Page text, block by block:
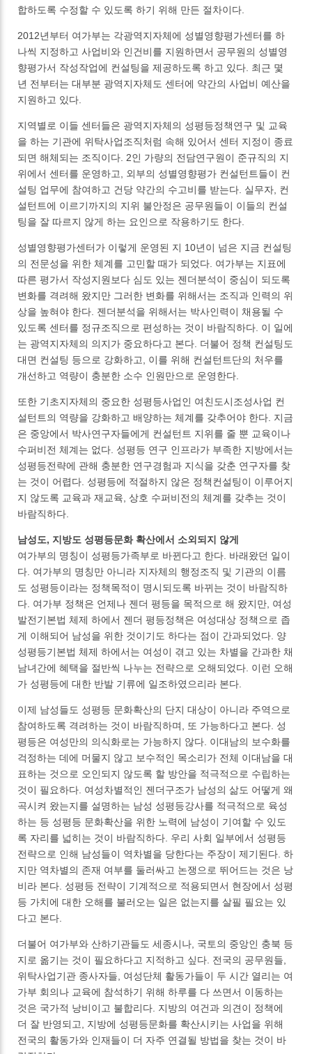
합하도록 수정할 수 있도록 하기 위해 만든 절차이다.
2012년부터 여가부는 각광역지자체에 성별영향평가센터를 하
나씩 지정하고 사업비와 인건비를 지원하면서 공무원의 성별영
향평가서 작성작업에 컨설팅을 제공하도록 하고 있다. 최근 몇
년 전부터는 대부분 광역지자체도 센터에 약간의 사업비 예산을
지원하고 있다.
지역별로 이들 센터들은 광역지자체의 성평등정책연구 및 교육
을 하는 기관에 위탁사업조직처럼 속해 있어서 센터 지정이 종료
되면 해체되는 조직이다. 2인 가량의 전담연구원이 준규직의 지
위에서 센터를 운영하고, 외부의 성별영향평가 컨설턴트들이 컨
설팅 업무에 참여하고 건당 약간의 수고비를 받는다. 실무자, 컨
설턴트에 이르기까지의 지위 불안정은 공무원들이 이들의 컨설
팅을 잘 따르지 않게 하는 요인으로 작용하기도 한다.
성별영향평가센터가 이렇게 운영된 지 10년이 넘은 지금 컨설팅
의 전문성을 위한 체계를 고민할 때가 되었다. 여가부는 지표에
따른 평가서 작성지원보다 심도 있는 젠더분석이 중심이 되도록
변화를 격려해 왔지만 그러한 변화를 위해서는 조직과 인력의 위
상을 높혀야 한다. 젠더분석을 위해서는 박사인력이 채용될 수
있도록 센터를 정규조직으로 편성하는 것이 바람직하다. 이 일에
는 광역지자체의 의지가 중요하다고 본다. 더불어 정책 컨설팅도
대면 컨설팅 등으로 강화하고, 이를 위해 컨설턴트단의 처우를
개선하고 역량이 충분한 소수 인원만으로 운영한다.
또한 기초지자체의 중요한 성평등사업인 여친도시조성사업 컨
설턴트의 역량을 강화하고 배양하는 체계를 갖추어야 한다. 지금
은 중앙에서 박사연구자들에게 컨설턴트 지위를 줄 뿐 교육이나
수퍼비전 체계는 없다. 성평등 연구 인프라가 부족한 지방에서는
성평등전략에 관해 충분한 연구경험과 지식을 갖춘 연구자를 찾
는 것이 어렵다. 성평등에 적절하지 않은 정책컨설팅이 이루어지
지 않도록 교육과 재교육, 상호 수퍼비전의 체계를 갖추는 것이
바람직하다.
남성도, 지방도 성평등문화 확산에서 소외되지 않게
여가부의 명칭이 성평등가족부로 바뀐다고 한다. 바래왔던 일이
다. 여가부의 명칭만 아니라 지자체의 행정조직 및 기관의 이름
도 성평등이라는 정책목적이 명시되도록 바뀌는 것이 바람직하
다. 여가부 정책은 언제나 젠더 평등을 목적으로 해 왔지만, 여성
발전기본법 체제 하에서 젠더 평등정책은 여성대상 정책으로 좁
게 이해되어 남성을 위한 것이기도 하다는 점이 간과되었다. 양
성평등기본법 체제 하에서는 여성이 겪고 있는 차별을 간과한 채
남녀간에 혜택을 절반씩 나누는 전략으로 오해되었다. 이런 오해
가 성평등에 대한 반발 기류에 일조하였으리라 본다.
이제 남성들도 성평등 문화확산의 단지 대상이 아니라 주역으로
참여하도록 격려하는 것이 바람직하며, 또 가능하다고 본다. 성
평등은 여성만의 의식화로는 가능하지 않다. 이대남의 보수화를
걱정하는 데에 머물지 않고 보수적인 목소리가 전체 이대남을 대
표하는 것으로 오인되지 않도록 할 방안을 적극적으로 수립하는
것이 필요하다. 여성차별적인 젠더구조가 남성의 삶도 어떻게 왜
곡시켜 왔는지를 설명하는 남성 성평등강사를 적극적으로 육성
하는 등 성평등 문화확산을 위한 노력에 남성이 기여할 수 있도
록 자리를 넓히는 것이 바람직하다. 우리 사회 일부에서 성평등
전략으로 인해 남성들이 역차별을 당한다는 주장이 제기된다. 하
지만 역차별의 존재 여부를 둘러싸고 논쟁으로 뛰어드는 것은 낭
비라 본다. 성평등 전략이 기계적으로 적용되면서 현장에서 성평
등 가치에 대한 오해를 불러오는 일은 없는지를 살필 필요는 있
다고 본다.
더불어 여가부와 산하기관들도 세종시나, 국토의 중앙인 충북 등
지로 옮기는 것이 필요하다고 지적하고 싶다. 전국의 공무원들,
위탁사업기관 종사자들, 여성단체 활동가들이 두 시간 열리는 여
가부 회의나 교육에 참석하기 위해 하루를 다 쓰면서 이동하는
것은 국가적 낭비이고 불합리다. 지방의 여건과 의견이 정책에
더 잘 반영되고, 지방에 성평등문화를 확산시키는 사업을 위해
전국의 활동가와 인재들이 더 자주 연결될 방법을 찾는 것이 바